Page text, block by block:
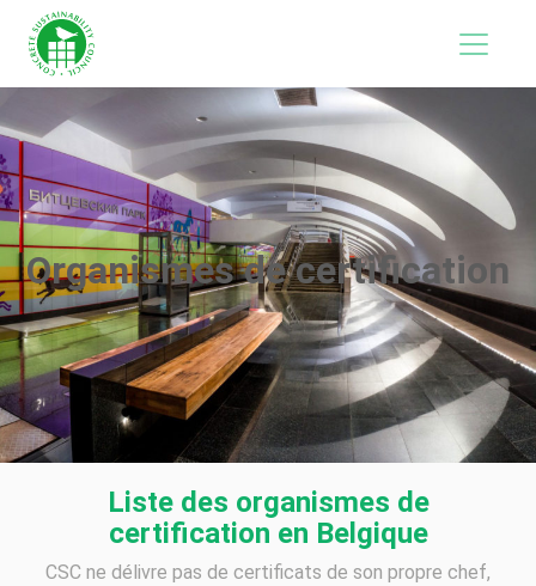
Organismes de certification
Liste des organismes de
certification en Belgique
CSC ne délivre pas de certificats de son propre chef,